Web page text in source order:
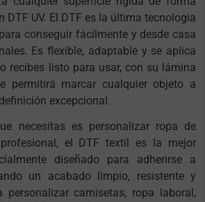
DTF UV. El DTF es la última tecnologia
conseguir fácilmente y desde casa
Es flexible, adaptable y se aplica
recibes listo para usar, con su lámina
permitirá marcar cualquier objeto a
excepcional.
necesitas es personalizar ropa de
el DTF textil es la mejor
diseñado para adherirse a
un acabado limpio, resistente y
personalizar camisetas, ropa laboral,